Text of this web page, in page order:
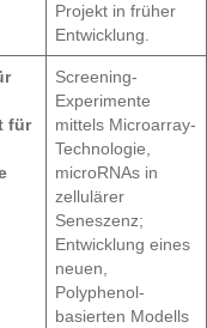
Projekt in früher
Entwicklung.
für
Screening-
Experimente
mittels Microarray-
Technologie,
microRNAs in
zellulärer
Seneszenz;
Entwicklung eines
neuen,
Polyphenol-
basierten Modells